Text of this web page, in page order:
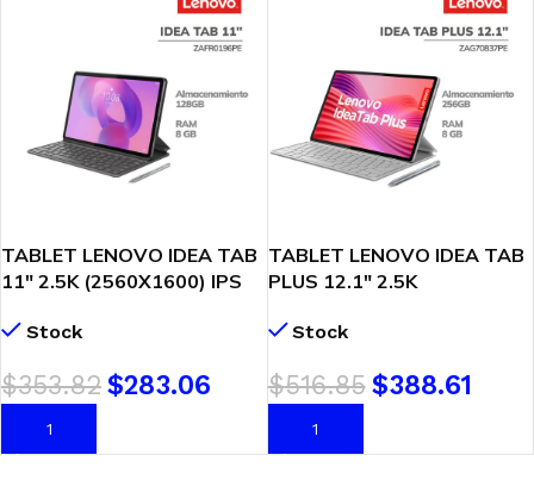
TABLET LENOVO IDEA TAB
11″ 2.5K (2560X1600) IPS
(ZAFR0196PE)
Stock
$353.82$283.06
AÑADIR AL CARRITO
TABLET LENOVO IDEA TAB
PLUS 12.1″ 2.5K
256GB ANDROID
Stock
$516.85 $388.61
AÑADIR AL CARRITO